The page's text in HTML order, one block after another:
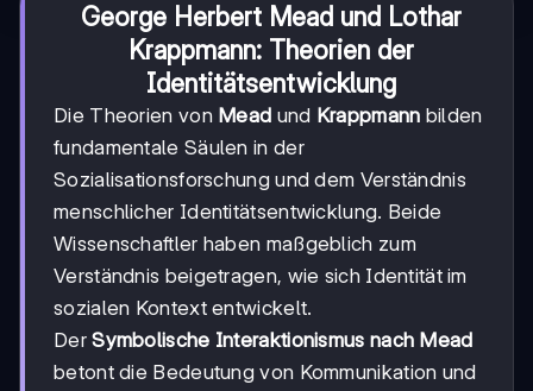
George Herbert Mead und Lothar
Krappmann: Theorien der
Identitätsentwicklung
Die Theorien von Mead und Krappmann bilden
fundamentale Säulen in der
Sozialisationsforschung und dem Verständnis
menschlicher Identitätsentwicklung. Beide
Wissenschaftler haben maßgeblich zum
Verständnis beigetragen, wie sich Identität im
sozialen Kontext entwickelt.
DerSymbolische Interaktionismus nach Mead
betont die Bedeutung von Kommunikation und